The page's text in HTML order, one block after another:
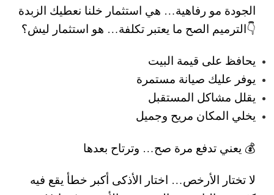
الجودة مو رفاهية… هي استثمار خلنا نعطيك الزبدة
👇الترميم الصح ما يعتبر تكلفة… هو استثمار ليش؟
يحافظ على قيمة البيت
يوفر عليك صيانة مستمرة
يقلل مشاكل المستقبل
يخلي المكان مريح وجميل
💰 يعني تدفع مرة صح… وترتاح بعدها
لا تختار الأرخص… اختار الأذكى أكبر خطأ يقع فيه